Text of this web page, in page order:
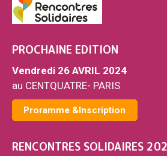
PROCHAINE EDITION
Vendredi 26 AVRIL 2024
au CENTQUATRE- PARIS
Proramme &Inscription
RENCONTRES SOLIDAIRES